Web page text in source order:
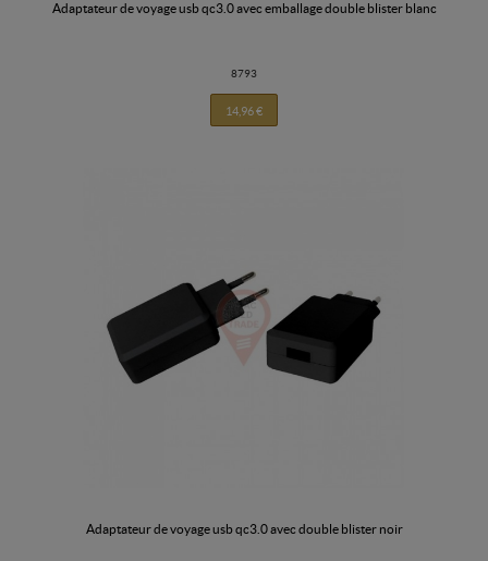
adaptateur de voyage usb qc3.0 avec emballage double blister blanc
8793
14,96 €
adaptateur de voyage usb qc3.0 avec double blister noir